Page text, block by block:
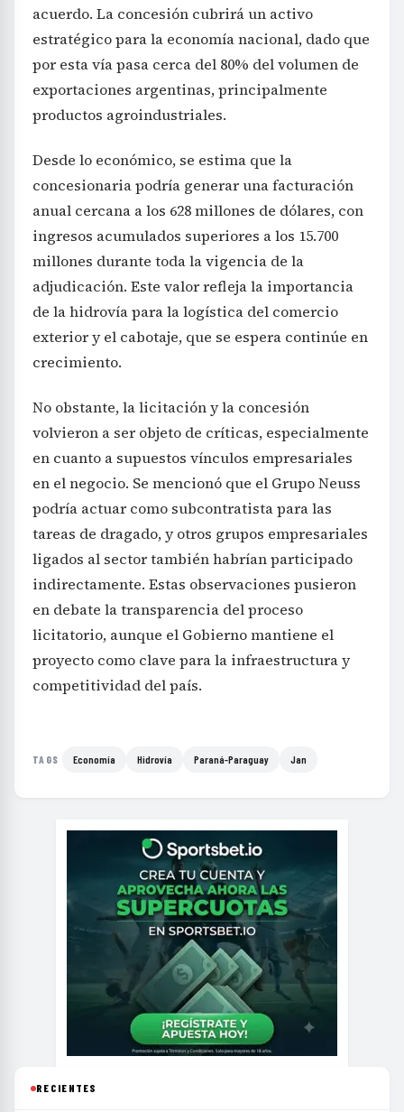
acuerdo. La concesión cubrirá un activo
estratégico para la economía nacional, dado que
por esta vía pasa cerca del 80% del volumen de
exportaciones argentinas, principalmente
productos agroindustriales.
Desde lo económico, se estima que la
concesionaria podría generar una facturación
anual cercana a los 628 millones de dólares, con
ingresos acumulados superiores a los 15.700
millones durante toda la vigencia de la
adjudicación. Este valor refleja la importancia
de la hidrovía para la logística del comercio
exterior y el cabotaje, que se espera continúe en
crecimiento.
No obstante, la licitación y la concesión
volvieron a ser objeto de críticas, especialmente
en cuanto a supuestos vínculos empresariales
en el negocio. Se mencionó que el Grupo Neuss
podría actuar como subcontratista para las
tareas de dragado, y otros grupos empresariales
ligados al sector también habrían participado
indirectamente. Estas observaciones pusieron
en debate la transparencia del proceso
licitatorio, aunque el Gobierno mantiene el
proyecto como clave para la infraestructura y
competitividad del país.
TAGS Economía Hidrovía Paraná-Paraguay Jan
RECIENTES